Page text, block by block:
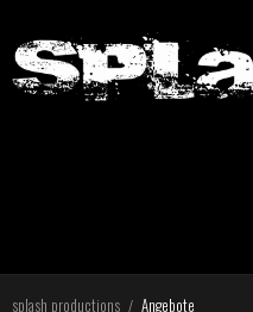
splash productions / Angebote